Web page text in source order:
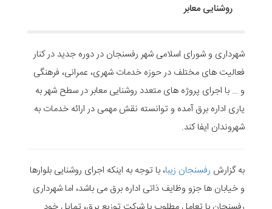
روشنایی معابر
شهرداری و شورای اسلامی شهر رفسنجان در دوره جدید در کنار
فعالیت های مختلف در حوزه خدمات شهری، عمرانی، فرهنگی
و … با اجرای پروژه های متعدد روشنایی معابر در سطح شهر به
یاری اداره برق آمده و توانسته نقش مهمی در ارائه خدمات به
شهروندان ایفا کند.
به گزارش رفسنجان زیبا، با توجه به اینکه اجرای روشنایی بلوارها
و خیابان ها جزو وظایف ذاتی اداره برق می باشد، اما شهرداری